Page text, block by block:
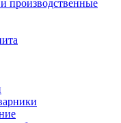
производственные